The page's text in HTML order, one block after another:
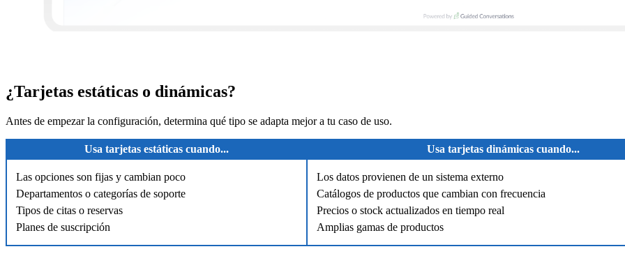
¿Tarjetas estáticas o dinámicas?
Antes de empezar la configuración, determina qué tipo se adapta mejor a tu caso de uso.
Usa tarjetas estáticas cuando... Usa tarjetas dinámicas cuando...
Las opciones son fijas y cambian poco
Departamentos o categorías de soporte
Tipos de citas o reservas
Planes de suscripción
Los datos provienen de un sistema externo
Catálogos de productos que cambian con frecuencia
Precios o stock actualizados en tiempo real
Amplias gamas de productos